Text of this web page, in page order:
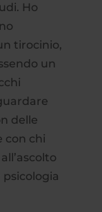
Ho
tirocinio,
un
delle
con chi
psicologia